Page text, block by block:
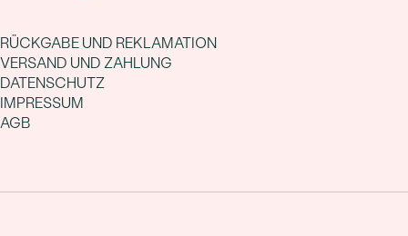
RÜCKGABE UND REKLAMATION
VERSAND UND ZAHLUNG
DATENSCHUTZ
IMPRESSUM
AGB